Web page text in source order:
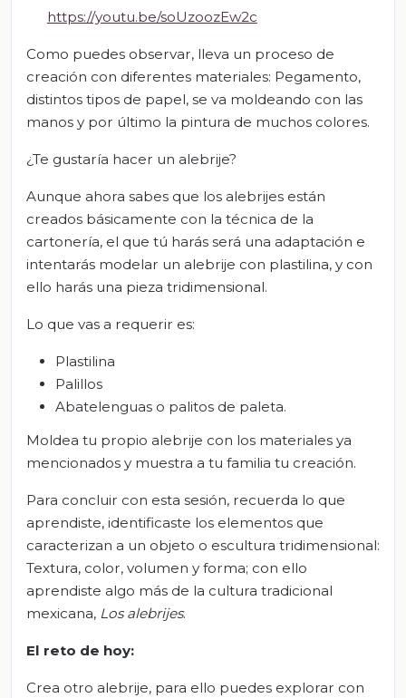
https://youtu.be/soUzoozEw2c
Como puedes observar, lleva un proceso de
creación con diferentes materiales: Pegamento,
distintos tipos de papel, se va moldeando con las
manos y por último la pintura de muchos colores.
¿Te gustaría hacer un alebrije?
Aunque ahora sabes que los alebrijes están
creados básicamente con la técnica de la
cartonería, el que tú harás será una adaptación e
intentarás modelar un alebrije con plastilina, y con
ello harás una pieza tridimensional.
Lo que vas a requerir es:
Plastilina
Palillos
Abatelenguas o palitos de paleta.
Moldea tu propio alebrije con los materiales ya
mencionados y muestra a tu familia tu creación.
Para concluir con esta sesión, recuerda lo que
aprendiste, identificaste los elementos que
caracterizan a un objeto o escultura tridimensional:
Textura, color, volumen y forma; con ello
aprendiste algo más de la cultura tradicional
mexicana, Los alebrijes.
El reto de hoy:
Crea otro alebrije, para ello puedes explorar con